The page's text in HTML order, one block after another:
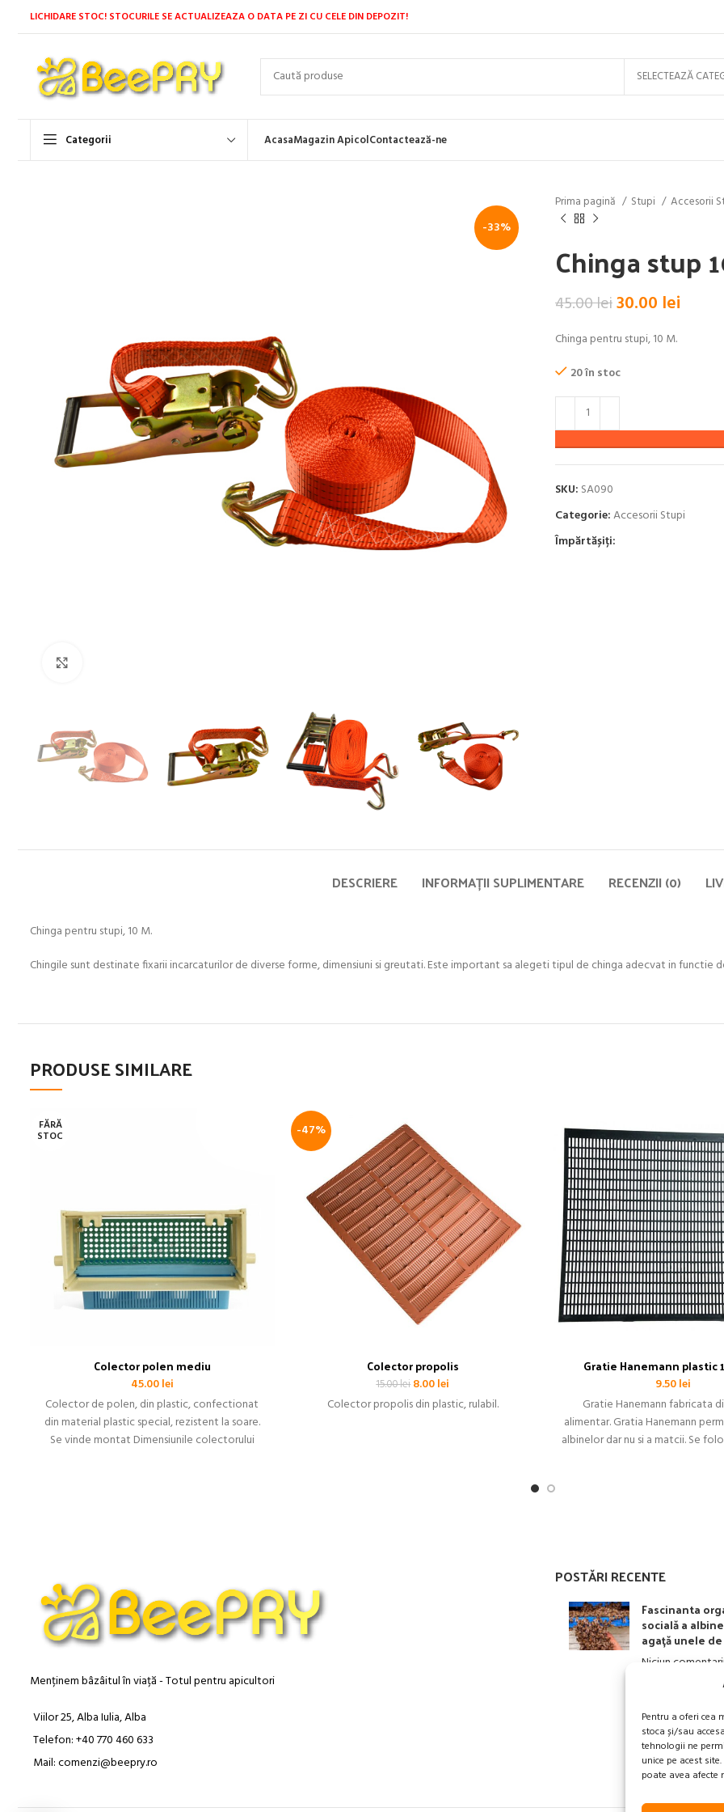
Pentru a oferi cea
stoca și/sau
tehnologii ne
unice pe acest
poate avea
LICHIDARE STOC! STOCURILE SE ACTUALIZEAZA O DATA PE ZI CU CELE DIN DEPOZIT!
Categorii AcasaMagazin ApicolContactează-ne
-33%
Prima pagină Stupi Accesorii
Chinga stup
45.00leiPrețul
a
fost:
30.00 lei
Chinga pentru stupi, 10 M.
20 în stoc
SKU: SA090
Categorie:Accesorii Stupi
Împărtășiți:
DESCRIERE INFORMAȚII SUPLIMENTARE RECENZII (0)
Chinga pentru stupi, 10 M.
Chingile sunt destinate fixarii incarcaturilor de diverse forme, dimensiuni si greutati. Este important sa alegeti tipul de chinga adecvat in functie
PRODUSE SIMILARE
FĂRĂ
STOC
Colector polen mediu
45.00lei
Colector de polen, din plastic, confectionat
din material plastic special, rezistent la soare.
Se vinde montat Dimensiunile colectorului
-47%
Colector propolis
15.00lei Prețul
inițial
a
8.00lei
curent
este:
Colector propolis din plastic, rulabil.
Gratie Hanemann plastic
9.50lei
Gratie Hanemann fabricata
alimentar. Gratia Hanemann
albinelor dar nu si a matcii. Se
Menținem bâzâitul în viață - Totul pentru apicultori
Viilor 25, Alba Iulia, Alba
Telefon: +40 770 460 633
Mail: comenzi@beepry.ro
POSTĂRI RECENTE
Fascinanta
socială a
agață unele
Niciun